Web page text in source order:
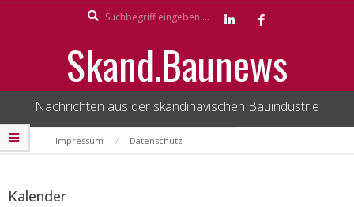
Skand.Baunews
Nachrichten aus der skandinavischen Bauindustrie
Secondary
Navigation
Impressum Datenschutz
Kalender